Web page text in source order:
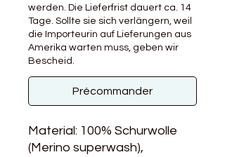
werden. Die Lieferfrist dauert ca. 14
Tage. Sollte sie sich verlängern, weil
die Importeurin auf Lieferungen aus
Amerika warten muss, geben wir
Bescheid.
Précommander
Material: 100% Schurwolle
(Merino superwash),